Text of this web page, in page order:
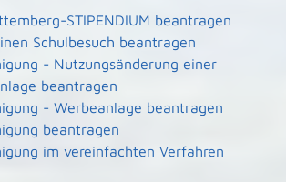
STIPENDIUM beantragen
Schulbesuch beantragen
- Nutzungsänderung einer
beantragen
- Werbeanlage beantragen
beantragen
im vereinfachten Verfahren